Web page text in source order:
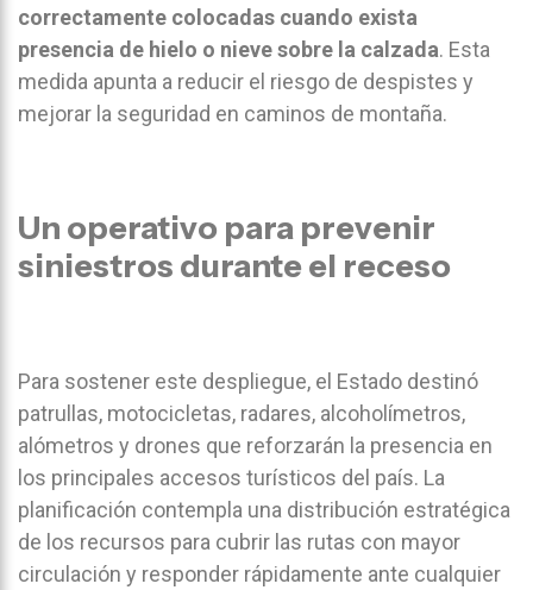
correctamente colocadas cuando exista
presencia de hielo o nieve sobre la calzada. Esta
medida apunta a reducir el riesgo de despistes y
mejorar la seguridad en caminos de montaña.
Un operativo para prevenir
siniestros durante el receso
Para sostener este despliegue, el Estado destinó
patrullas, motocicletas, radares, alcoholímetros,
alómetros y drones que reforzarán la presencia en
los principales accesos turísticos del país. La
planificación contempla una distribución estratégica
de los recursos para cubrir las rutas con mayor
circulación y responder rápidamente ante cualquier